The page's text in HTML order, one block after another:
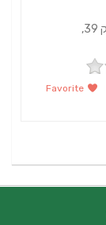
משק 39,